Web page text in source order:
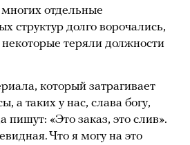
отдельные
структур долго ворочались,
некоторые теряли должности
который затрагивает
а таких у нас, слава богу,
пишут: «Это заказ, это слив».
Что я могу на это